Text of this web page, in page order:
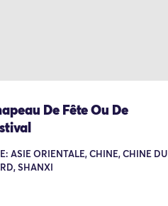
De Fête Ou De
ASIE ORIENTALE, CHINE, CHINE DU
SHANXI